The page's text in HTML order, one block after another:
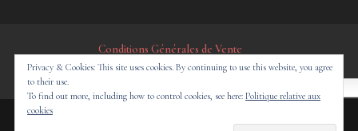
Conditions Générales de Vente
Politique de confidentialité
Privacy & Cookies: This site uses cookies. By continuing to use this website, you agree
to their use.
To find out more, including how to control cookies, see here: Politique relative aux
cookies